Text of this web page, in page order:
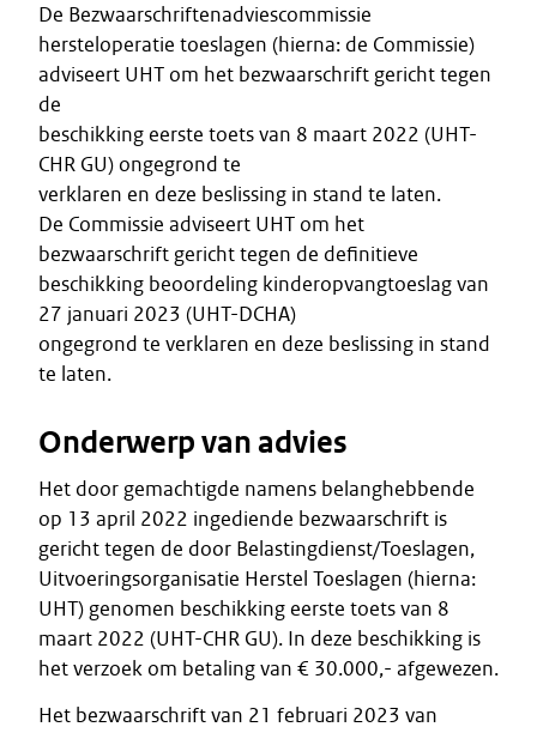
De Bezwaarschriftenadviescommissie
hersteloperatie toeslagen (hierna: de Commissie)
adviseert UHT om het bezwaarschrift gericht tegen
de
beschikking eerste toets van 8 maart 2022 (UHT-
CHR GU) ongegrond te
verklaren en deze beslissing in stand te laten.
De Commissie adviseert UHT om het
bezwaarschrift gericht tegen de definitieve
beschikking beoordeling kinderopvangtoeslag van
27 januari 2023 (UHT-DCHA)
ongegrond te verklaren en deze beslissing in stand
te laten.
Onderwerp van advies
Het door gemachtigde namens belanghebbende
op 13 april 2022 ingediende bezwaarschrift is
gericht tegen de door Belastingdienst/Toeslagen,
Uitvoeringsorganisatie Herstel Toeslagen (hierna:
UHT) genomen beschikking eerste toets van 8
maart 2022 (UHT-CHR GU). In deze beschikking is
het verzoek om betaling van € 30.000,- afgewezen.
Het bezwaarschrift van 21 februari 2023 van